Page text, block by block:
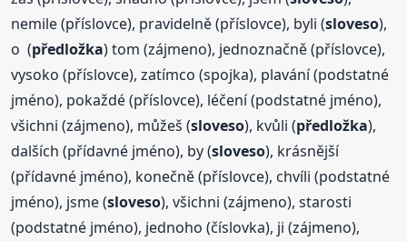
nemile (příslovce), pravidelně (příslovce), byli (sloveso),
o (předložka) tom (zájmeno), jednoznačně (příslovce),
vysoko (příslovce), zatímco (spojka), plavání (podstatné
jméno), pokaždé (příslovce), léčení (podstatné jméno),
všichni (zájmeno), můžeš (sloveso), kvůli (předložka),
dalších (přídavné jméno), by (sloveso), krásnější
(přídavné jméno), konečně (příslovce), chvíli (podstatné
jméno), jsme (sloveso), všichni (zájmeno), starosti
(podstatné jméno), jednoho (číslovka), ji (zájmeno),